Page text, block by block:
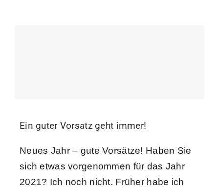
Ein guter Vorsatz geht immer!
Neues Jahr – gute Vorsätze! Haben Sie
sich etwas vorgenommen für das Jahr
2021? Ich noch nicht. Früher habe ich